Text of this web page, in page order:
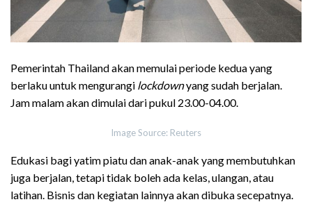
Pemerintah Thailand akan memulai periode kedua yang
berlaku untuk mengurangi lockdownyang sudah berjalan.
Jam malam akan dimulai dari pukul 23.00-04.00.
Image Source: Reuters
Edukasi bagi yatim piatu dan anak-anak yang membutuhkan
juga berjalan, tetapi tidak boleh ada kelas, ulangan, atau
latihan. Bisnis dan kegiatan lainnya akan dibuka secepatnya.